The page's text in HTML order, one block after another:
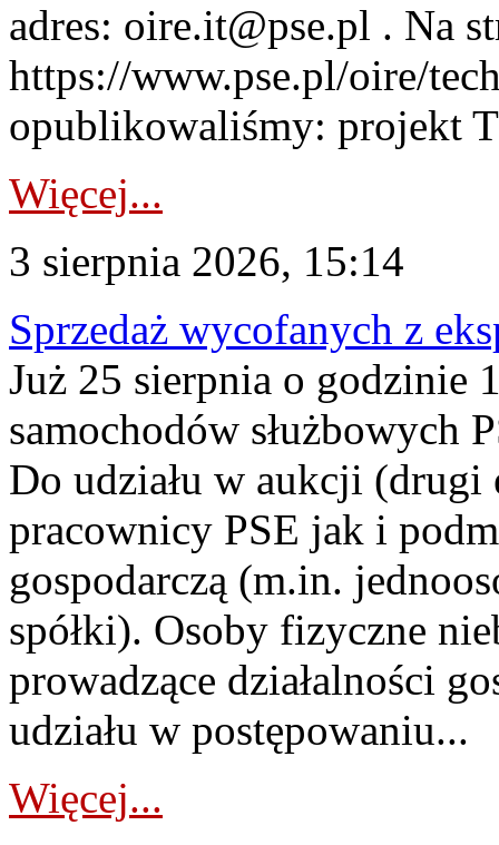
adres: oire.it@pse.pl . Na
https://www.pse.pl/oire/
opublikowaliśmy: projekt
Więcej...
3 sierpnia 2026, 15:14
Sprzedaż wycofanych z
Już 25 sierpnia o godzinie
samochodów służbowych
Do udziału w aukcji (drugi
pracownicy PSE jak i
gospodarczą (m.in.
spółki). Osoby fizyczne
prowadzące działalności
udziału w postępowaniu...
Więcej...